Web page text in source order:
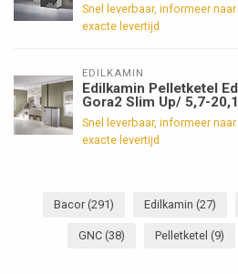
Snel leverbaar, informeer
exacte levertijd
EDILKAMIN
Edilkamin Pelletketel
Gora2 Slim Up/ 5,7-
Snel leverbaar, informeer
exacte levertijd
Bacor (291) Edilkamin (27)
GNC (38) Pelletketel (9)